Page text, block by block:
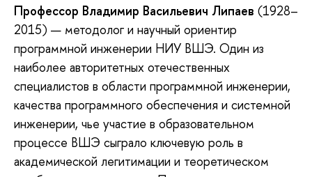
Профессор Владимир Васильевич Липаев (1928–
2015) — методолог и научный ориентир
программной инженерии НИУ ВШЭ. Один из
наиболее авторитетных отечественных
специалистов в области программной инженерии,
качества программного обеспечения и системной
инженерии, чье участие в образовательном
процессе ВШЭ сыграло ключевую роль в
академической легитимации и теоретическом